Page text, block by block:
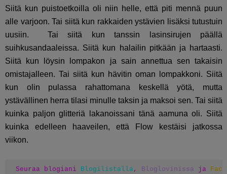
Siitä kun puistoetkoilla oli niin helle, että piti mennä puun
alle varjoon. Tai siitä kun rakkaiden ystävien lisäksi tutustuin
uusiin. Tai siitä kun tanssin lasinsirujen päällä
suihkusandaaleissa. Siitä kun halailin pitkään ja hartaasti.
Siitä kun löysin lompakon ja sain annettua sen takaisin
omistajalleen. Tai siitä kun hävitin oman lompakkoni. Siitä
kun olin pulassa rahattomana keskellä yötä, mutta
ystävällinen herra tilasi minulle taksin ja maksoi sen. Tai siitä
kuinka paljon glitteriä lakanoissani tänä aamuna oli. Siitä
kuinka edelleen haaveilen, että Flow kestäisi jatkossa
viikon.
Seuraa blogiani Blogilistalla, Bloglovinissa ja